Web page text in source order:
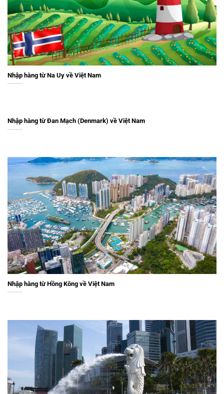
Nhập hàng từ Na Uy về Việt Nam
Nhập hàng từ Đan Mạch (Denmark) về Việt Nam
Nhập hàng từ Hồng Kông về Việt Nam